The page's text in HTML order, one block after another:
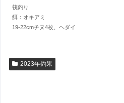
筏釣り
餌：オキアミ
19-22cmチヌ4枚、ヘダイ
2023年釣果